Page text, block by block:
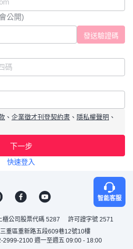
公開)
、 企業徵才刊登契約書 、 隱私權聲明 、
下一步
快速登入
智能客服
櫃公司股票代碼 5287
許可證字號 2571
重區重新路五段609巷12號10樓
2999-2100 週一至週五 09:00 - 18:00